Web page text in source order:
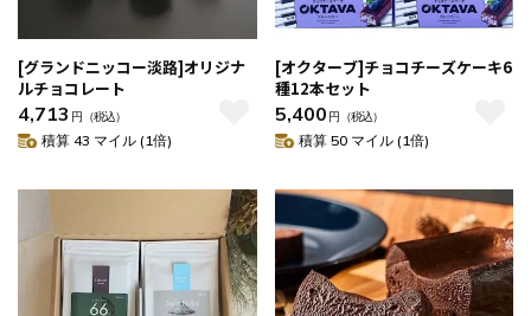
[グランドニッコー淡路]オリジナ
ルチョコレート
4,713 円 （税込）
積算 43 マイル (1倍)
[オクターブ]チョコチーズケーキ6
種12本セット
5,400 円 （税込）
積算 50 マイル (1倍)